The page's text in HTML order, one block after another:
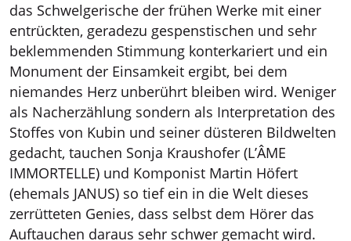
das Schwelgerische der frühen Werke mit einer
entrückten, geradezu gespenstischen und sehr
beklemmenden Stimmung konterkariert und ein
Monument der Einsamkeit ergibt, bei dem
niemandes Herz unberührt bleiben wird. Weniger
als Nacherzählung sondern als Interpretation des
Stoffes von Kubin und seiner düsteren Bildwelten
gedacht, tauchen Sonja Kraushofer (L’ÂME
IMMORTELLE) und Komponist Martin Höfert
(ehemals JANUS) so tief ein in die Welt dieses
zerrütteten Genies, dass selbst dem Hörer das
Auftauchen daraus sehr schwer gemacht wird.